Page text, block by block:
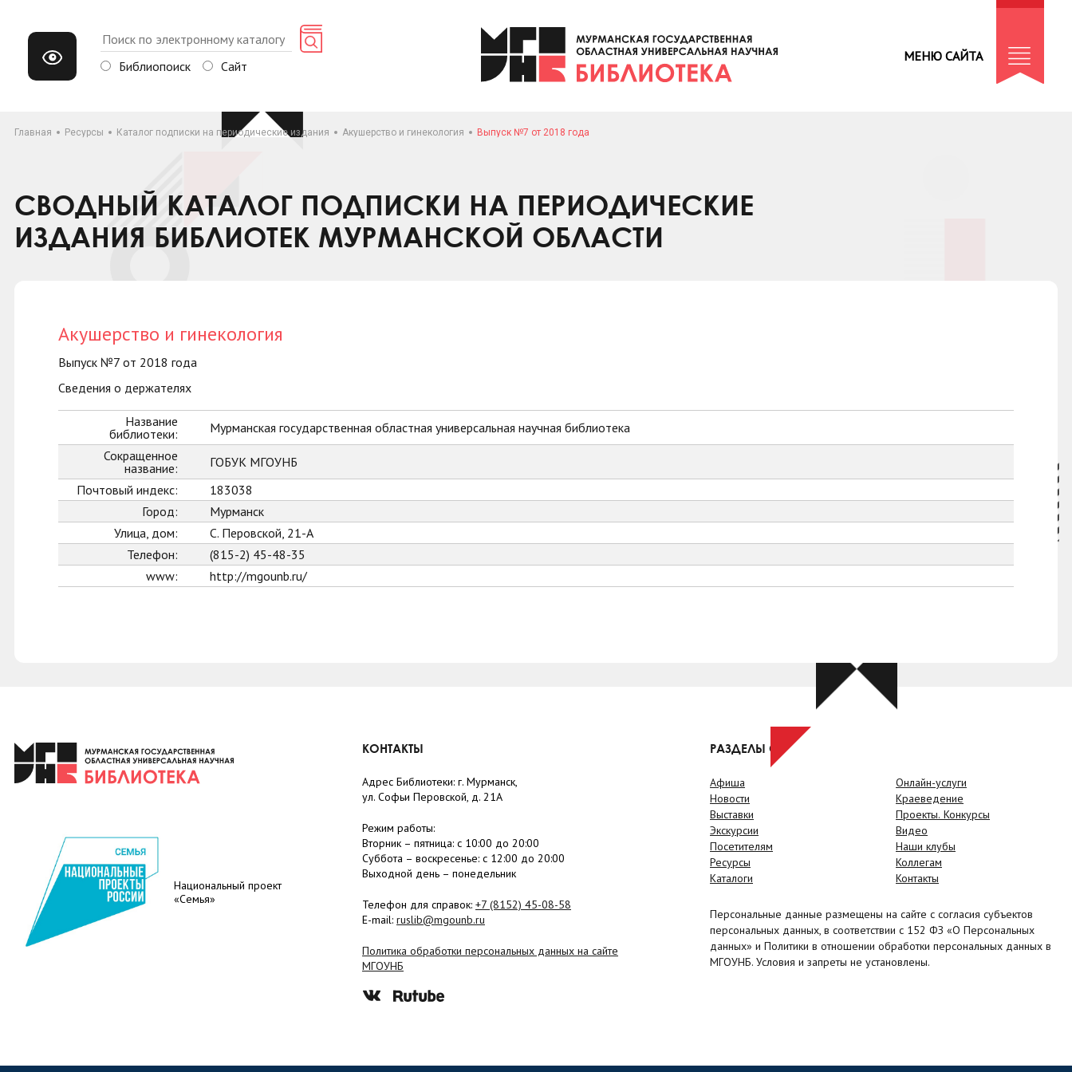
Библиопоиск Сайт
МЕНЮ САЙТА
Главная Ресурсы Каталог подписки на периодические издания Акушерство и гинекология Выпуск №7 от 2018 года
СВОДНЫЙ КАТАЛОГ ПОДПИСКИ НА ПЕРИОДИЧЕСКИЕ
ИЗДАНИЯ БИБЛИОТЕК МУРМАНСКОЙ ОБЛАСТИ
Акушерство и гинекология
Выпуск №7 от 2018 года
Сведения о держателях
Название
библиотеки:
Мурманская государственная областная универсальная научная библиотека
Сокращенное
название:
ГОБУК МГОУНБ
Почтовый индекс:
183038
Город:
Мурманск
Улица, дом:
С. Перовской, 21-А
Телефон:
(815-2) 45-48-35
www:
http://mgounb.ru/
Национальный проект
«Семья»
КОНТАКТЫ
Адрес Библиотеки: г. Мурманск,
ул. Софьи Перовской, д. 21А
Режим работы:
Вторник – пятница: с 10:00 до 20:00
Суббота – воскресенье: c 12:00 до 20:00
Выходной день – понедельник
Телефон для справок: +7 (8152) 45-08-58
E-mail: ruslib@mgounb.ru
Политика обработки персональных данных на сайте
МГОУНБ
РАЗДЕЛЫ САЙТА
Афиша
Новости
Выставки
Экскурсии
Посетителям
Ресурсы
Каталоги
Онлайн-услуги
Краеведение
Проекты. Конкурсы
Видео
Наши клубы
Коллегам
Контакты
Персональные данные размещены на сайте с согласия субъектов
персональных данных, в соответствии с 152 ФЗ «О Персональных
данных» и Политики в отношении обработки персональных данных в
МГОУНБ. Условия и запреты не установлены.